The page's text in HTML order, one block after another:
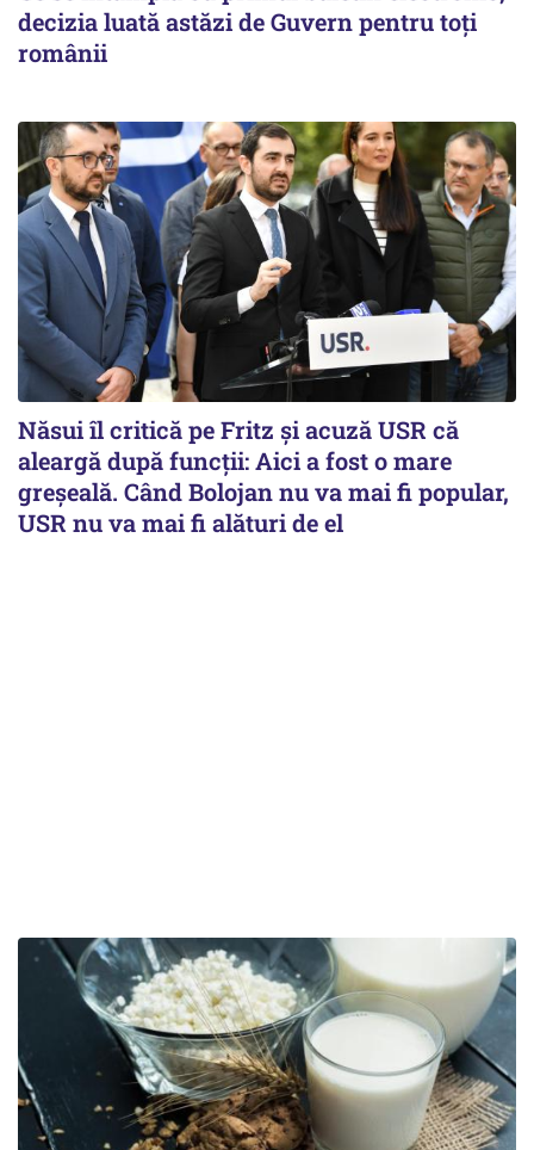
decizia luată astăzi de Guvern pentru toți
românii
Năsui îl critică pe Fritz și acuză USR că
aleargă după funcții: Aici a fost o mare
greșeală. Când Bolojan nu va mai fi popular,
USR nu va mai fi alături de el